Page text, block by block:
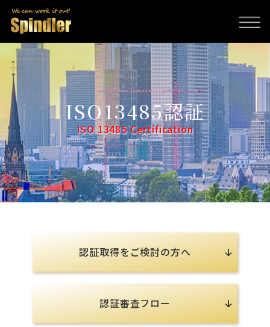
ISO13485認証
ISO 13485 Certification
認証取得をご検討の方へ
認証審査フロー